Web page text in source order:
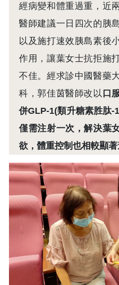
經病變和體重過重，近
醫師建議一日四次的胰
以及施打速效胰島素後
作用，讓葉女士抗拒施
不佳。經求診中國醫藥
科，郭佳茵醫師改以 口
併GLP-1(類升糖素胜肽-
僅需注射一次，解決葉
欲，體重控制也相較顯著